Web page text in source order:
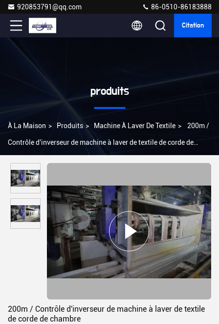
920853791@qq.com 86-0510-86183888
Citation
produits
À La Maison > Produits > Machine À Laver De Textile > 200m /
Contrôle d'inverseur de machine à laver de textile de corde de
200m / Contrôle d'inverseur de machine à laver de textile
de corde de chambre